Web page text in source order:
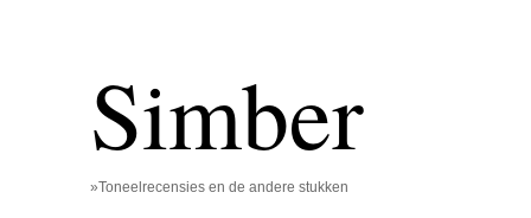
Simber
»Toneelrecensies en de andere stukken